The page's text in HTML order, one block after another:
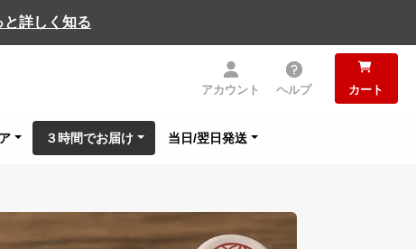
と詳しく知る
アカウント ヘルプ カート
３時間でお届け 当日/翌日発送